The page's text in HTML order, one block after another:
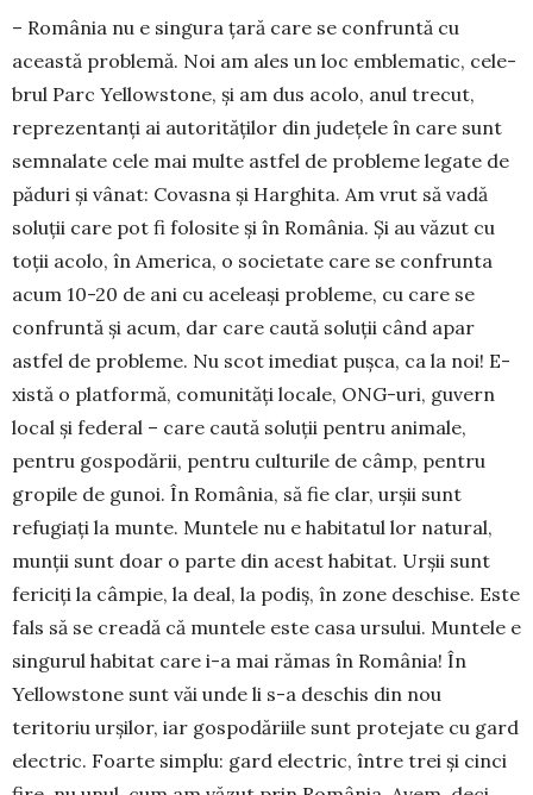
– România nu e sin­gura țară care se con­fruntă cu
această proble­mă. Noi am ales un loc emblematic, cele­
brul Parc Yellow­stone, și am dus acolo, anul tre­cut,
reprezentanți ai autorită­ților din județele în care sunt
semnalate cele mai multe astfel de probleme legate de
pă­duri și vânat: Covasna și Harghita. Am vrut să vadă
soluții care pot fi folosite și în România. Și au văzut cu
toții acolo, în America, o societate care se con­frunta
acum 10-20 de ani cu aceleași probleme, cu care se
con­fruntă și acum, dar care caută so­luții când apar
astfel de probleme. Nu scot ime­diat pușca, ca la noi! E­
xistă o platformă, co­mu­nități locale, ONG-uri, guvern
local și federal – care caută soluții pentru animale,
pentru gospodării, pen­tru culturile de câmp, pentru
gropile de gunoi. În România, să fie clar, urșii sunt
refugiați la munte. Muntele nu e habitatul lor natural,
munții sunt doar o parte din acest habitat. Urșii sunt
fericiți la câmpie, la deal, la podiș, în zone deschise. Este
fals să se creadă că muntele este casa ursului. Muntele e
singurul habi­tat care i-a mai rămas în România! În
Yellowstone sunt văi unde li s-a deschis din nou
teritoriu urșilor, iar gospodăriile sunt protejate cu gard
electric. Foarte simplu: gard electric, între trei și cinci